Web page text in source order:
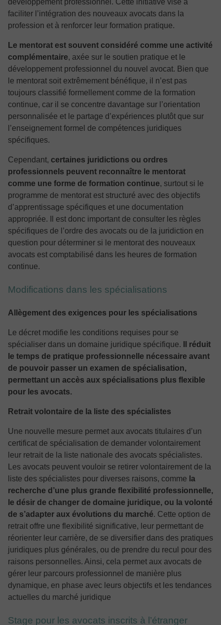
développement professionnel. Cette initiative vise à
faciliter l’intégration des nouveaux avocats dans la
profession et à renforcer leur formation pratique.
Le mentorat est souvent considéré comme une activité
complémentaire, axée sur le soutien pratique et le
développement professionnel du nouvel avocat. Bien que
le mentorat soit extrêmement bénéfique, il n’est pas
toujours classifié formellement comme de la formation
continue, car il se concentre davantage sur l’orientation
personnalisée et le partage d’expériences plutôt que sur
l’enseignement formel de compétences juridiques
spécifiques.
Cependant, certaines juridictions ou ordres
professionnels peuvent reconnaître le mentorat
comme une forme de formation continue, surtout si le
programme de mentorat est structuré avec des objectifs
d’apprentissage spécifiques et une documentation
appropriée. Il est donc important de consulter les règles
spécifiques de l’ordre des avocats ou de la juridiction en
question pour déterminer si le mentorat des nouveaux
avocats est comptabilisé dans les heures de formation
continue.
Modifications dans les spécialisations
Allègement des exigences pour les spécialisations
Le décret modifie les conditions requises pour se
spécialiser dans un domaine juridique spécifique.
Il réduit
le temps de pratique professionnelle nécessaire avant
de pouvoir passer un examen de spécialisation,
permettant un accès aux spécialisations plus flexible
pour les avocats.
Retrait volontaire de la liste des spécialistes
Une nouvelle mesure permet aux avocats titulaires d’un
certificat de spécialisation de demander volontairement
leur retrait de la liste nationale des avocats spécialistes.
Les avocats peuvent vouloir se retirer volontairement de la
liste des spécialistes pour diverses raisons, comme la
recherche d’une plus grande flexibilité professionnelle,
le désir de changer de domaine juridique, ou la volonté
de s’adapter aux évolutions du marché. Cette option de
retrait offre une flexibilité significative, leur permettant de
réorienter leur carrière, de se diversifier dans des pratiques
juridiques plus générales, ou de prendre du recul pour des
raisons personnelles. Ainsi, cela permet aux avocats de
gérer leur parcours professionnel de manière plus
dynamique, en phase avec leurs objectifs et les tendances
actuelles du marché juridique
Stage pour les avocats inscrits à l’étranger